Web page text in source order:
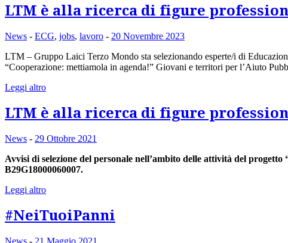
LTM è alla ricerca di figure
News - ECG, jobs, lavoro - 20 Novembre 2023
LTM – Gruppo Laici Terzo Mondo sta selezionando esperte/i di
“Cooperazione: mettiamola in agenda!” Giovani e territori per l’Aiuto
Leggi altro
LTM è alla ricerca di figure
News - 29 Ottobre 2021
Avvisi di selezione del personale nell’ambito delle attività del
B29G18000060007.
Leggi altro
#NeiTuoiPanni
News - 21 Maggio 2021